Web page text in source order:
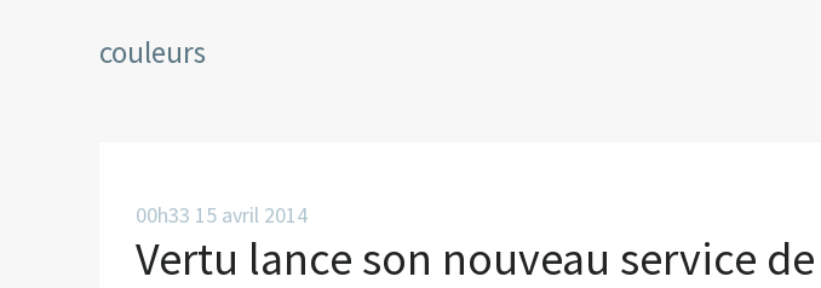
couleurs
00h33 15 avril 2014
Vertu lance son nouveau service de